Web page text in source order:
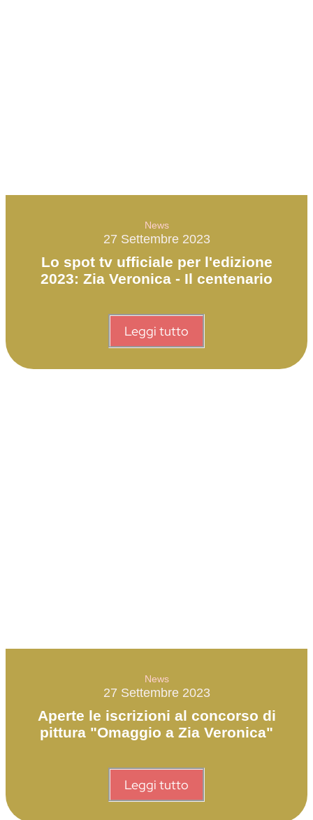
News
27 Settembre 2023
Lo spot tv ufficiale per l'edizione
2023: Zia Veronica - Il centenario
Leggi tutto
News
27 Settembre 2023
Aperte le iscrizioni al concorso di
pittura "Omaggio a Zia Veronica"
Leggi tutto